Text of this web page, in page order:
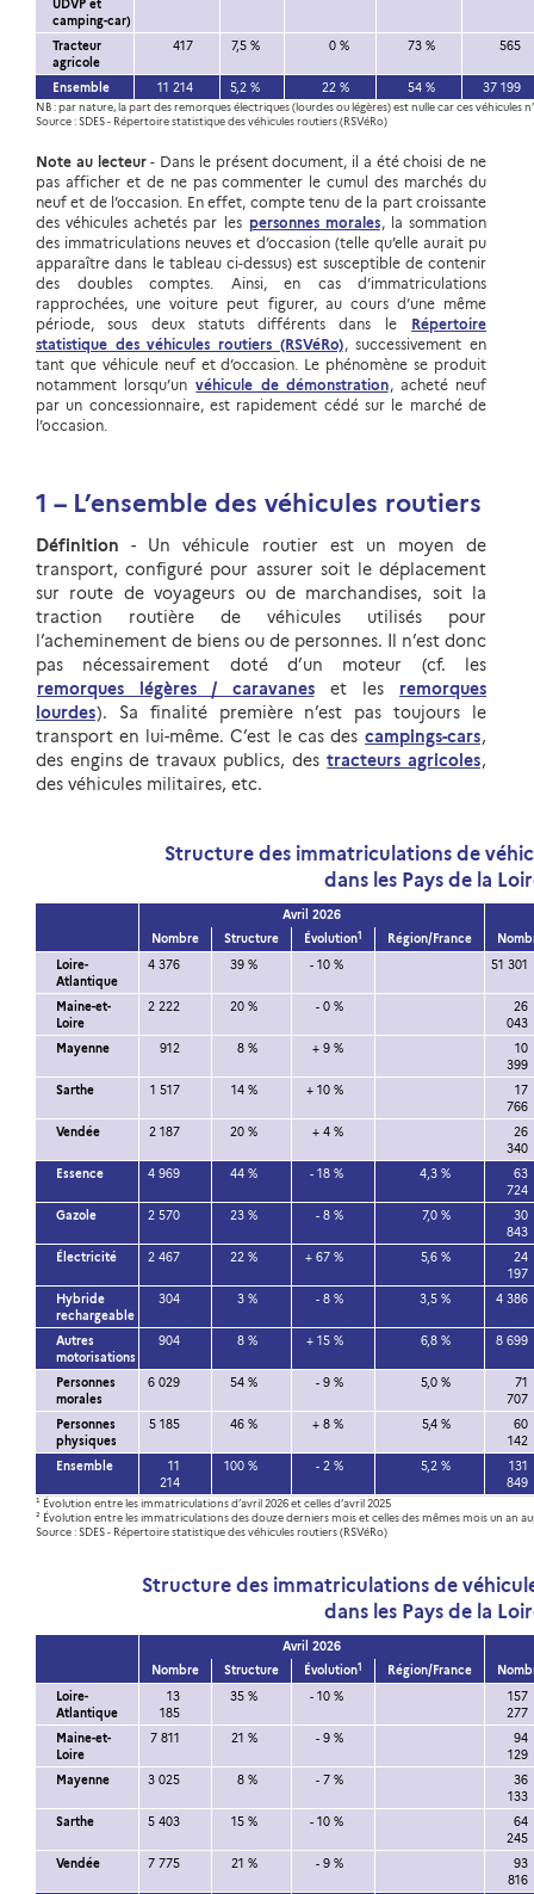
UDVP et
camping-car)
Tracteur
agricole
417 7,5 % 0 % 73 % 565
Ensemble 11 214 5,2 % 22 % 54 % 37 199
NB : par nature, la part des remorques électriques (lourdes ou légères) est nulle car ces véhicules
Source : SDES - Répertoire statistique des véhicules routiers (RSVéRo)
Note au lecteur- Dans le présent document, il a été choisi de ne
pas afficher et de ne pas commenter le cumul des marchés du
neuf et de l’occasion. En effet, compte tenu de la part croissante
des véhicules achetés par les personnes morales, la sommation
des immatriculations neuves et d’occasion (telle qu’elle aurait pu
apparaître dans le tableau ci-dessus) est susceptible de contenir
des doubles comptes. Ainsi, en cas d’immatriculations
rapprochées, une voiture peut figurer, au cours d’une même
période, sous deux statuts différents dans le
Répertoire
statistique des véhicules routiers (RSVéRo), successivement en
tant que véhicule neuf et d’occasion. Le phénomène se produit
notamment lorsqu’un véhicule de démonstration, acheté neuf
par un concessionnaire, est rapidement cédé sur le marché de
l’occasion.
1 – L’ensemble des véhicules routiers
Définition - Un véhicule routier est un moyen de
transport, configuré pour assurer soit le déplacement
sur route de voyageurs ou de marchandises, soit la
traction routière de véhicules utilisés pour
l’acheminement de biens ou de personnes. Il n’est donc
pas nécessairement doté d’un moteur (cf. les
remorques légères / caravanes et les
remorques
lourdes). Sa finalité première n’est pas toujours le
transport en lui-même. C’est le cas des campings-cars,
des engins de travaux publics, des tracteurs agricoles,
des véhicules militaires, etc.
Structure des immatriculations de
dans les Pays de la
Avril 2026
Nombre
Structure Évolution1 Région/France
Loire-
Atlantique
4 376 39 % - 10 % 51 301
Maine-et-
Loire
2 222 20 % - 0 %
26
043
Mayenne
912 8 % + 9 %
10
399
Sarthe
1 517 14 % + 10 %
17
766
Vendée
2 187 20 % + 4 %
26
340
Essence
4 969 44 % - 18 % 4,3 %
63
724
Gazole
2 570 23 % - 8 % 7,0 %
30
843
Électricité
2 467 22 % + 67 % 5,6 %
24
197
Hybride
rechargeable
304 3 % - 8 % 3,5 % 4 386
Autres
motorisations
904 8 % + 15 % 6,8 % 8 699
Personnes
morales
6 029 54 % - 9 % 5,0 %
71
707
Personnes
physiques
5 185 46 % + 8 % 5,4 %
60
142
Ensemble
11
214
100 % - 2 % 5,2 %
131
849
¹ Évolution entre les immatriculations d’avril 2026 et celles d’avril 2025
² Évolution entre les immatriculations des douze derniers mois et celles des mêmes mois un an
Source : SDES - Répertoire statistique des véhicules routiers (RSVéRo)
Structure des immatriculations de
dans les Pays de la
Avril 2026
Nombre
Structure Évolution1 Région/France
Loire-
Atlantique
13
185
35 % - 10 %
157
277
Maine-et-
Loire
7 811 21 % - 9 %
94
129
Mayenne
3 025 8 % - 7 %
36
133
Sarthe
5 403 15 % - 10 %
64
245
Vendée
7 775 21 % - 9 %
93
816